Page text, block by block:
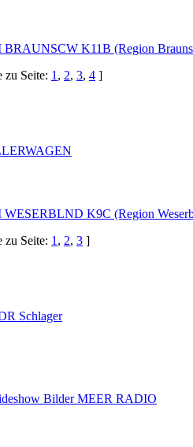
BRAUNSCW K11B (Region
zu Seite: 1 , 2, 3, 4 ]
WESERBLND K9C (Region
zu Seite: 1 , 2, 3 ]
Schlager
Bilder MEER RADIO